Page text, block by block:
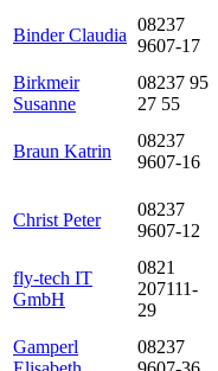
Binder Claudia
08237
9607-17
Birkmeir
Susanne
08237 95
27 55
Braun Katrin
08237
9607-16
Christ Peter
08237
9607-12
fly-tech IT
GmbH
0821
207111-
29
Gamperl
08237